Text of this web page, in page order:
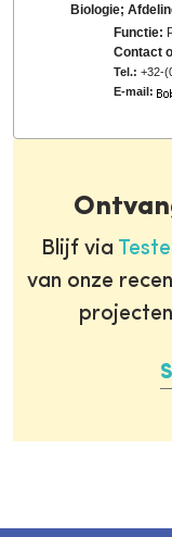
Biologie;
Functie:
Contact
Tel.: +32-
E-mail:
Blijf via
van onze